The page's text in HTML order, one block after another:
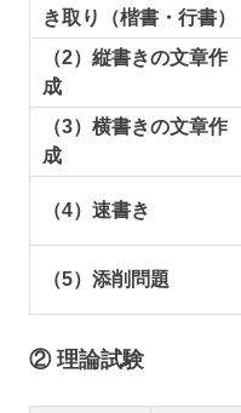
き取り（楷書・行書）
（2）縦書きの文章作
成
（3）横書きの文章作
成
（4）速書き
（5）添削問題
② 理論試験